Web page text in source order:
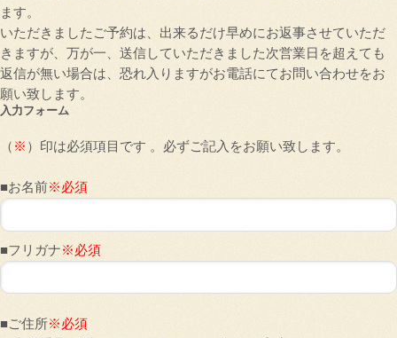
ます。
いただきましたご予約は、出来るだけ早めにお返事させていただ
きますが、万が一、送信していただきました次営業日を超えても
返信が無い場合は、恐れ入りますがお電話にてお問い合わせをお
願い致します。
入力フォーム
（ ※ ）印は必須項目です 。必ずご記入をお願い致します。
■お名前※必須
■フリガナ※必須
■ご住所※必須